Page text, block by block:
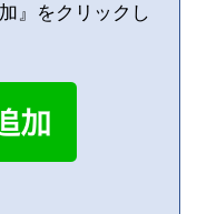
』をクリックし